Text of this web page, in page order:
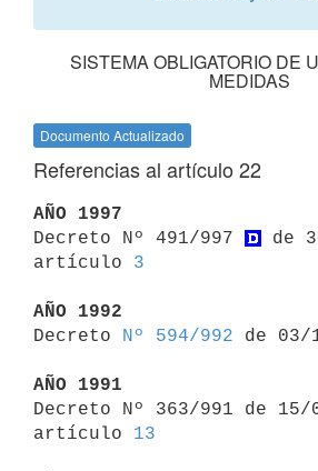
SISTEMA OBLIGATORIO DE
MEDIDAS
Documento Actualizado
Referencias al artículo 22
AÑO 1997
Decreto Nº 491/997
de
artículo 3
AÑO 1992
Decreto
Nº 594/992 de 03/
AÑO 1991
Decreto Nº 363/991 de 15/
artículo 13